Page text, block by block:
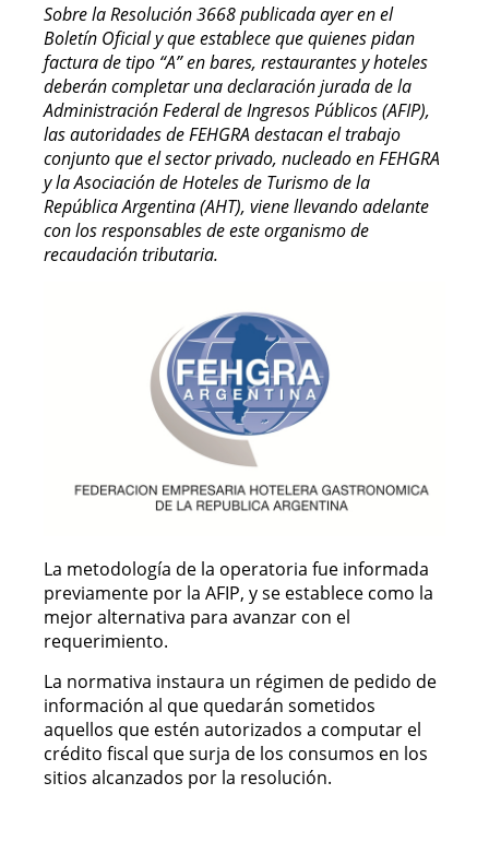
Sobre la Resolución 3668 publicada ayer en el
Boletín Oficial y que establece que quienes pidan
factura de tipo “A” en bares, restaurantes y hoteles
deberán completar una declaración jurada de la
Administración Federal de Ingresos Públicos (AFIP),
las autoridades de FEHGRA destacan el trabajo
conjunto que el sector privado, nucleado en FEHGRA
y la Asociación de Hoteles de Turismo de la
República Argentina (AHT), viene llevando adelante
con los responsables de este organismo de
recaudación tributaria.
La metodología de la operatoria fue informada
previamente por la AFIP, y se establece como la
mejor alternativa para avanzar con el
requerimiento.
La normativa instaura un régimen de pedido de
información al que quedarán sometidos
aquellos que estén autorizados a computar el
crédito fiscal que surja de los consumos en los
sitios alcanzados por la resolución.